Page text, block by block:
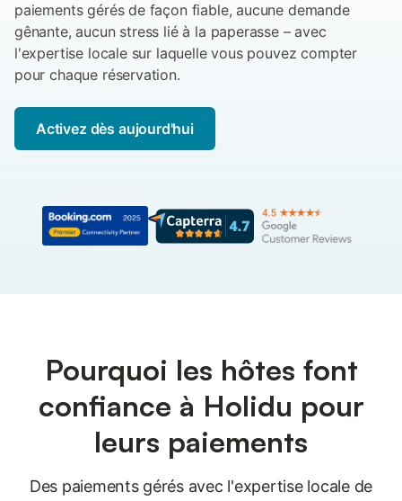
paiements gérés de façon fiable, aucune demande
gênante, aucun stress lié à la paperasse – avec
l'expertise locale sur laquelle vous pouvez compter
pour chaque réservation.
Activez dès aujourd'hui
Pourquoi les hôtes font
confiance à Holidu pour
leurs paiements
Des paiements gérés avec l'expertise locale de